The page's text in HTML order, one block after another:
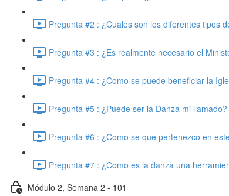
Pregunta #2 : ¿Cuales son los diferentes tipos
Pregunta #3 : ¿Es realmente necesario el
Pregunta #4 : ¿Como se puede beneficiar la
Pregunta #5 : ¿Puede ser la Danza mi
Pregunta #6 : ¿Como se que pertenezco en
Pregunta #7 : ¿Como es la danza una
Módulo 2, Semana 2 - 101